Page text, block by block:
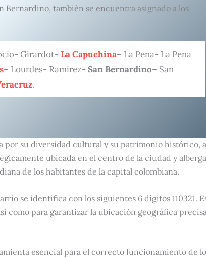
Bernardino, también se encuentra asignado a los
Girardot- La Capuchina– La Pena- La Pena
– Lourdes- Ramírez- San Bernardino– San
.
por su diversidad cultural y su patrimonio histórico,
ubicada en el centro de la ciudad y
de los habitantes de la capital colombiana.
se identifica con los siguientes 6 dígitos 110321.
como para garantizar la ubicación geográfica
esencial para el correcto funcionamiento de